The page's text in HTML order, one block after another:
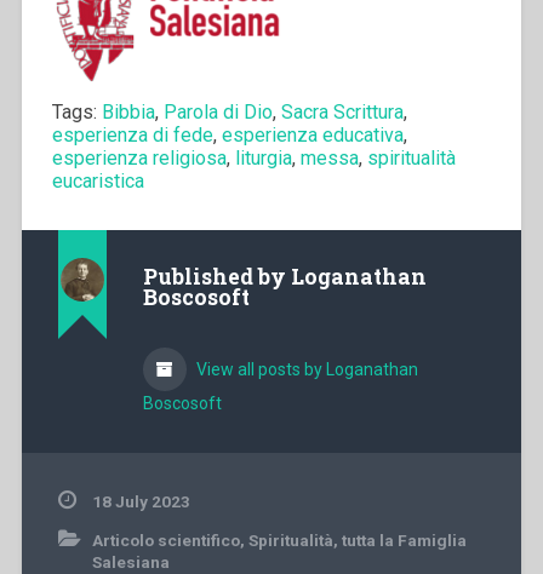
Tags: Bibbia, Parola di Dio, Sacra Scrittura,
esperienza di fede, esperienza educativa,
esperienza religiosa, liturgia, messa, spiritualità
eucaristica
Published by Loganathan
Boscosoft
View all posts by Loganathan
Boscosoft
18 July 2023
Articolo scientifico, Spiritualità, tutta la Famiglia
Salesiana